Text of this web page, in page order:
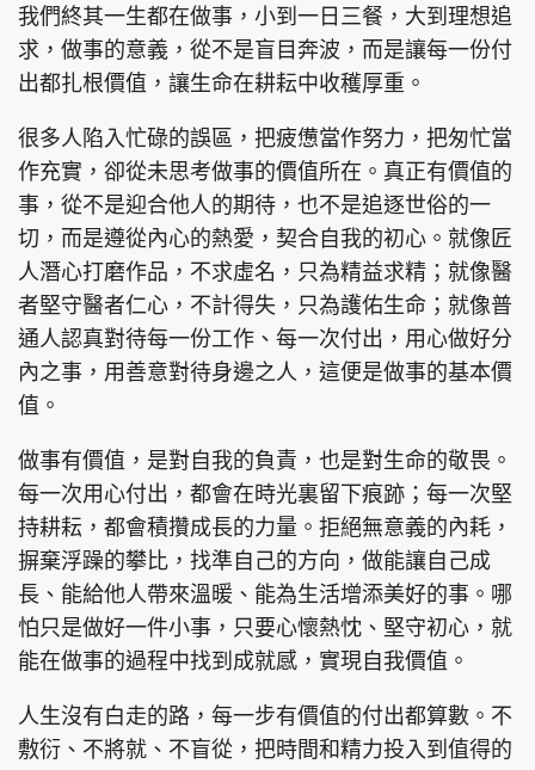
東周刊 cazbuyer 東Touch
PCM 電腦廣場 星島頭條 星島日報
頭條日報 星島環球 The Standard
頭條搵工 EDUPLUS
關於我們
隱私政策聲明
使用條款
我們終其一生都在做事，小到一日三餐，大到理想追
求，做事的意義，從不是盲目奔波，而是讓每一份付
出都扎根價值，讓生命在耕耘中收穫厚重。
很多人陷入忙碌的誤區，把疲憊當作努力，把匆忙當
作充實，卻從未思考做事的價值所在。真正有價值的
事，從不是迎合他人的期待，也不是追逐世俗的一
切，而是遵從內心的熱愛，契合自我的初心。就像匠
人潛心打磨作品，不求虛名，只為精益求精；就像醫
者堅守醫者仁心，不計得失，只為護佑生命；就像普
通人認真對待每一份工作、每一次付出，用心做好分
內之事，用善意對待身邊之人，這便是做事的基本價
值。
做事有價值，是對自我的負責，也是對生命的敬畏。
每一次用心付出，都會在時光裏留下痕跡；每一次堅
持耕耘，都會積攢成長的力量。拒絕無意義的內耗，
摒棄浮躁的攀比，找準自己的方向，做能讓自己成
長、能給他人帶來溫暖、能為生活增添美好的事。哪
怕只是做好一件小事，只要心懷熱忱、堅守初心，就
能在做事的過程中找到成就感，實現自我價值。
人生沒有白走的路，每一步有價值的付出都算數。不
敷衍、不將就、不盲從，把時間和精力投入到值得的